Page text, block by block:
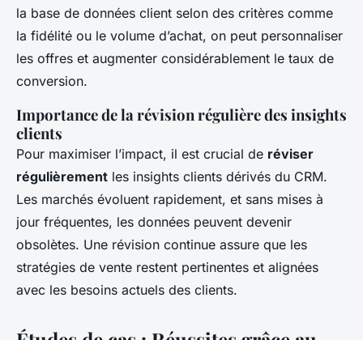
la base de données client selon des critères comme
la fidélité ou le volume d’achat, on peut personnaliser
les offres et augmenter considérablement le taux de
conversion.
Importance de la révision régulière des insights
clients
Pour maximiser l’impact, il est crucial de réviser
régulièrement les insights clients dérivés du CRM.
Les marchés évoluent rapidement, et sans mises à
jour fréquentes, les données peuvent devenir
obsolètes. Une révision continue assure que les
stratégies de vente restent pertinentes et alignées
avec les besoins actuels des clients.